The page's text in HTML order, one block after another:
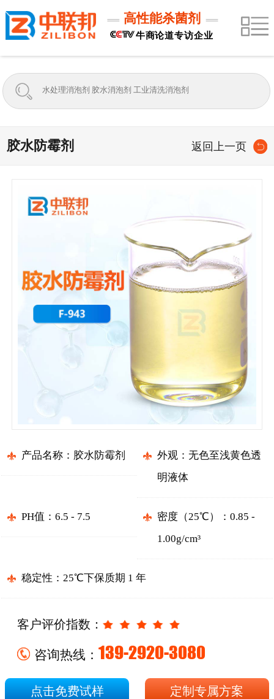
高性能杀菌剂
牛商论道专访企业
胶水防霉剂 返回上一页
产品名称：胶水防霉剂
外观：无色至浅黄色透
明液体
PH值：6.5 - 7.5
密度（25℃）：0.85 -
1.00g/cm³
稳定性：25℃下保质期 1 年
客户评价指数：
咨询热线： 139-2920-3080
点击免费试样 定制专属方案